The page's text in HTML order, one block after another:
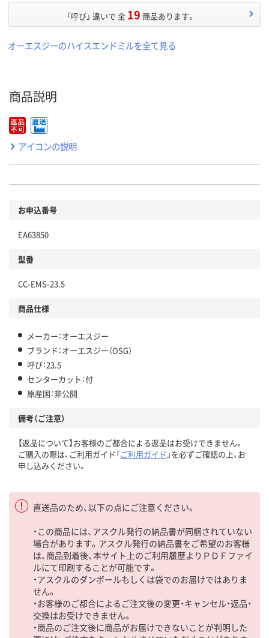
「呼び」 違いで 全 19 商品あります。
オーエスジーのハイスエンドミルを全て見る
商品説明
アイコンの説明
お申込番号
EA63850
型番
CC-EMS-23.5
商品仕様
メーカー：オーエスジー
ブランド：オーエスジー（OSG）
呼び：23.5
センターカット：付
原産国：非公開
備考（ご注意）
【返品について】お客様のご都合による返品はお受けできません。
ご購入の際は、ご利用ガイド「ご利用ガイド 」を必ずご確認の上、お
申し込みください。
直送品のため、以下の点にご注意ください。
・この商品には、アスクル発行の納品書が同梱されていない
場合があります。アスクル発行の納品書をご希望のお客様
は、商品到着後、本サイト上のご利用履歴よりＰＤＦファイ
ルにて印刷することが可能です。
・アスクルのダンボールもしくは袋でのお届けではありま
せん。
・お客様のご都合によるご注文後の変更・キャンセル・返品・
交換はお受けできません。
・商品のご注文後に商品がお届けできないことが判明した